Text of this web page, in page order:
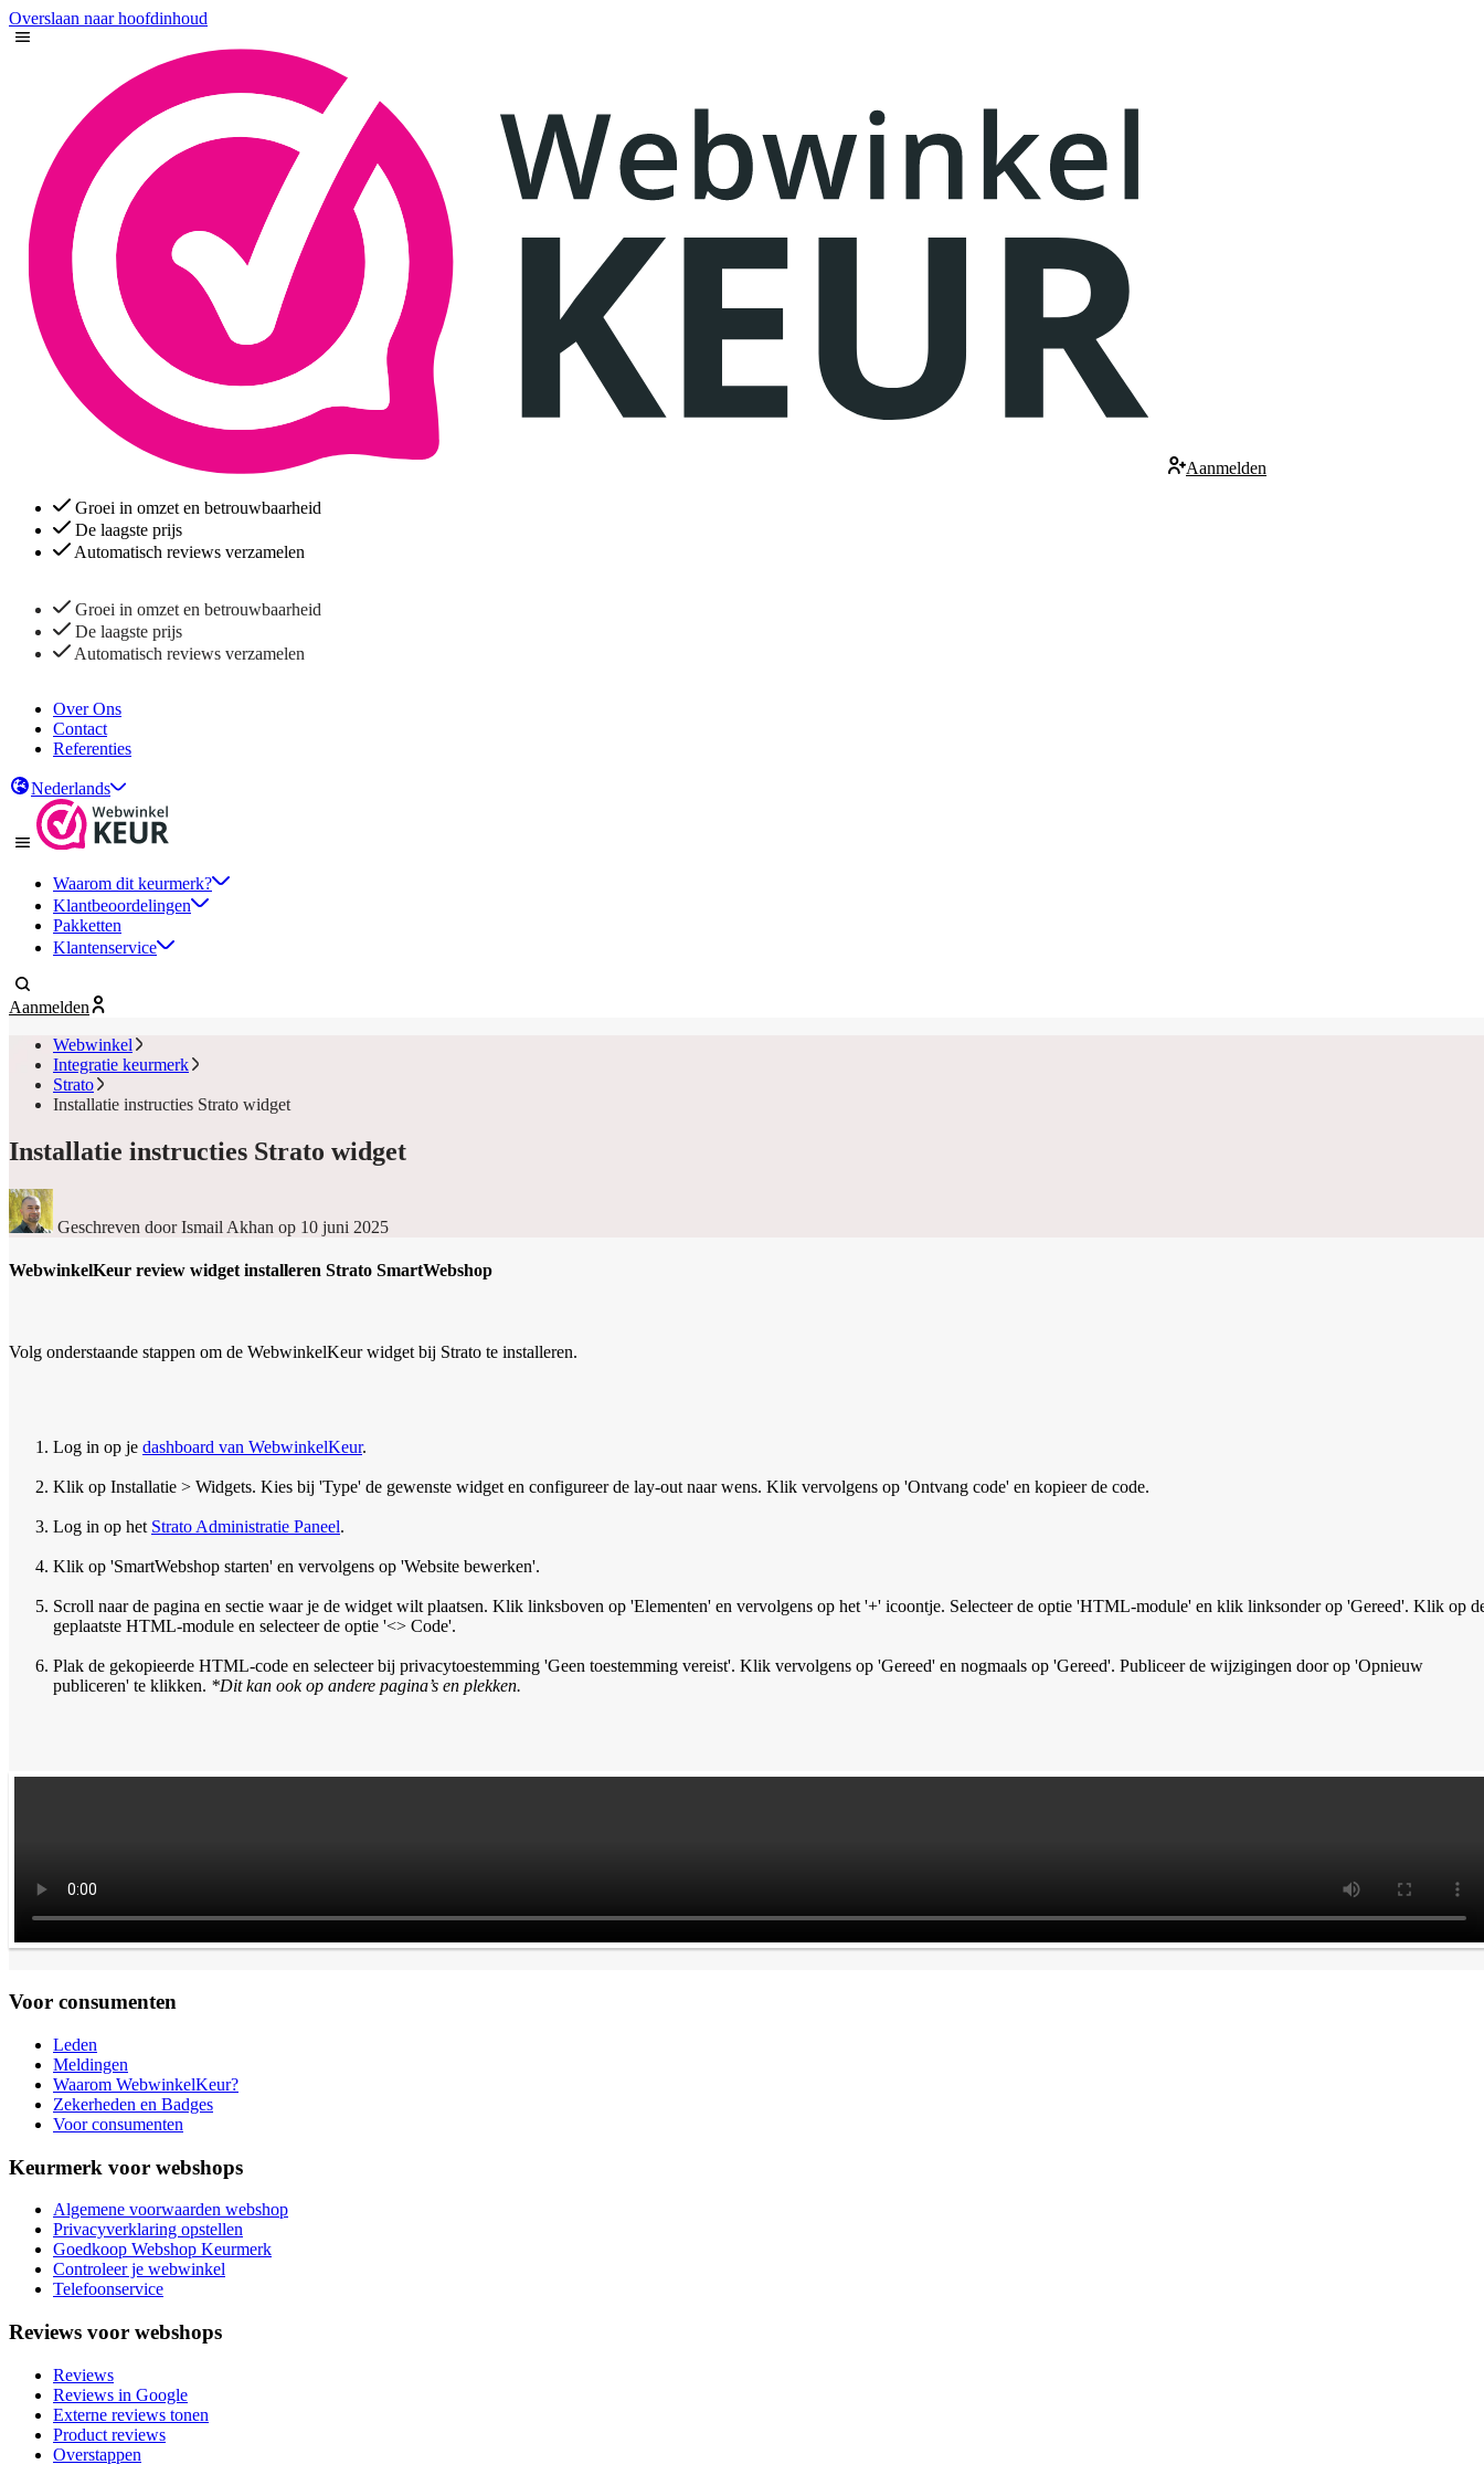
Overslaan naar hoofdinhoud
Aanmelden
Groei in omzet en betrouwbaarheid
De laagste prijs
Automatisch reviews verzamelen
Groei in omzet en betrouwbaarheid
De laagste prijs
Automatisch reviews verzamelen
Over Ons
Contact
Referenties
Nederlands
Waarom dit keurmerk?
Klantbeoordelingen
Pakketten
Klantenservice
Aanmelden
Webwinkel
Integratie keurmerk
Strato
Installatie instructies Strato widget
Installatie instructies Strato widget
Geschreven door Ismail Akhan op 10 juni 2025
WebwinkelKeur review widget installeren Strato SmartWebshop
Volg onderstaande stappen om de WebwinkelKeur widget bij Strato te installeren.
Log in op je dashboard van WebwinkelKeur.
Klik op Installatie > Widgets. Kies bij 'Type' de gewenste widget en configureer de lay-out naar wens. Klik vervolgens op 'Ontvang code' en kopieer de code.
Log in op het Strato Administratie Paneel.
Klik op 'SmartWebshop starten' en vervolgens op 'Website bewerken'.
Scroll naar de pagina en sectie waar je de widget wilt plaatsen. Klik linksboven op 'Elementen' en vervolgens op het '+' icoontje. Selecteer de optie 'HTML-module' en klik linksonder op 'Gereed'. Klik op
geplaatste HTML-module en selecteer de optie '<> Code'.
Plak de gekopieerde HTML-code en selecteer bij privacytoestemming 'Geen toestemming vereist'. Klik vervolgens op 'Gereed' en nogmaals op 'Gereed'. Publiceer de wijzigingen door op 'Opnieuw
publiceren' te klikken. *Dit kan ook op andere pagina’s en plekken.
Voor consumenten
Leden
Meldingen
Waarom WebwinkelKeur?
Zekerheden en Badges
Voor consumenten
Keurmerk voor webshops
Algemene voorwaarden webshop
Privacyverklaring opstellen
Goedkoop Webshop Keurmerk
Controleer je webwinkel
Telefoonservice
Reviews voor webshops
Reviews
Reviews in Google
Externe reviews tonen
Product reviews
Overstappen